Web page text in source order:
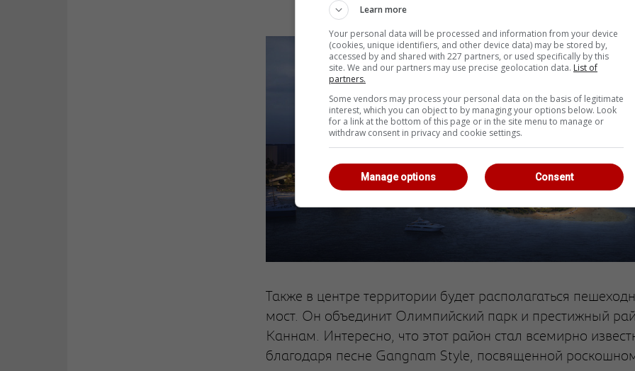
Также в центре территории будет располагаться
мост. Он объединит Олимпийский парк и престижный
Каннам. Интересно, что этот район стал всемирно
благодаря песне Gangnam Style, посвященной
Learn more
Your personal data will be processed and information from your device
(cookies, unique identifiers, and other device data) may be stored by,
accessed by and shared with 227 partners, or used specifically by this
site. We and our partners may use precise geolocation data. List of
partners.
Some vendors may process your personal data on the basis of legitimate
interest, which you can object to by managing your options below. Look
for a link at the bottom of this page or in the site menu to manage or
withdraw consent in privacy and cookie settings.
Consent
Manage options